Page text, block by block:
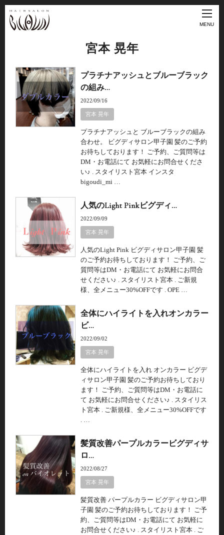
MENU
宮本 晃年
プラチナアッシュとブルーブラック
の組み…
2022/09/16
宮本 晃年
プラチナアッシュと ブルーブラックの組み
合わせ。 ビグディサロン甲子園 髪のご予約
お待ちしております！ ご予約、ご質問等は
DM・お電話にて お気軽にお問合せくださ
い♪ . スタイリスト宮本 インスタ
bigoudi_mi …
人気のLight Pinkビグディ…
2022/09/09
宮本 晃年
人気のLight Pink ビグディサロン甲子園 髪
のご予約お待ちしております！ ご予約、ご
質問等はDM・お電話にて お気軽にお問合
せください♪ . スタイリスト宮本 . ご新規
様、全メニュー30%OFFです . OPE …
全体にハイライトを入れオンカラー
ビ…
2022/09/02
宮本 晃年
全体にハイライトを入れ オンカラー ビグデ
ィサロン甲子園 髪のご予約お待ちしており
ます！ ご予約、ご質問等はDM・お電話に
て お気軽にお問合せください♪ . スタイリス
ト宮本 . ご新規様、全メニュー30%OFFです
. …
髪質改善パープルカラービグディサ
ロ…
2022/08/27
宮本 晃年
髪質改善 パープルカラー ビグディサロン甲
子園 髪のご予約お待ちしております！ ご予
約、ご質問等はDM・お電話にて お気軽に
お問合せください♪ . スタイリスト宮本 . ご